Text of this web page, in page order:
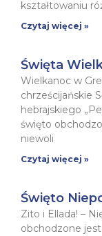
kształtowaniu
Czytaj więcej »
Święta
Wielkanoc w
chrześcijańskie
hebrajskiego
święto
niewoli
Czytaj więcej »
Święto
Zito i Ellada! –
obchodzone